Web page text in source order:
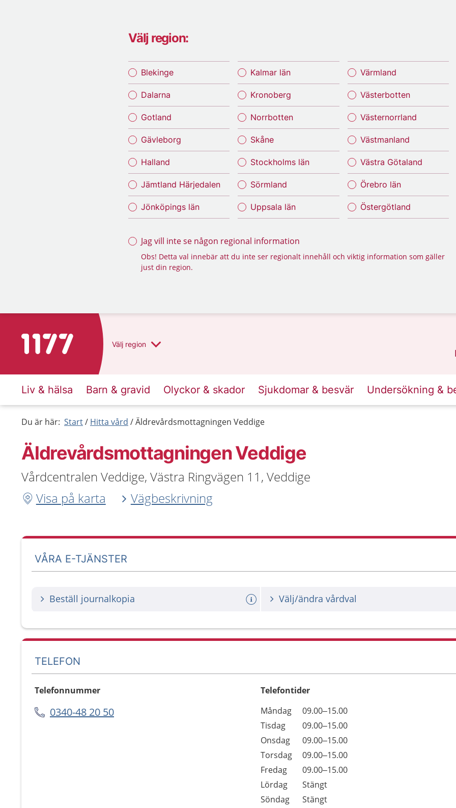
Välj region:
Blekinge
Dalarna
Gotland
Gävleborg
Halland
Jämtland Härjedalen
Jönköpings län
Kalmar län
Kronoberg
Norrbotten
Skåne
Stockholms län
Sörmland
Uppsala län
Värmland
Västerbotten
Västernorrland
Västmanland
Västra Götaland
Örebro län
Östergötland
Jag vill inte se någon regional information
Obs! Detta val innebär att du inte ser regionalt innehåll och viktig information som gäller
just din region.
Till startsidan för 1177 Välj region
Liv & hälsa Barn & gravid Olyckor & skador Sjukdomar & besvär Undersökning &
Du är här: Start Hitta vård Äldrevårdsmottagningen Veddige
Äldrevårdsmottagningen Veddige
Vårdcentralen Veddige, Västra Ringvägen 11, Veddige
Visa på karta
Vägbeskrivning
VÅRA E-TJÄNSTER
Beställ journalkopia Välj/ändra vårdval
TELEFON
Telefonnummer
0340-48 20 50
Telefontider
Dag
Öppettider
Kommentarer
Måndag
09.00–15.00
Tisdag
09.00–15.00
Onsdag
09.00–15.00
Torsdag
09.00–15.00
Fredag
09.00–15.00
Lördag
Stängt
Söndag
Stängt